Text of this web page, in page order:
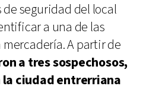
seguridad del local
a una de las
A partir de
a tres sospechosos,
ciudad entrerriana